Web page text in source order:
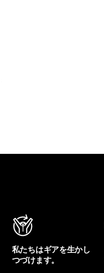
私たちはギアを生かし
つづけます。